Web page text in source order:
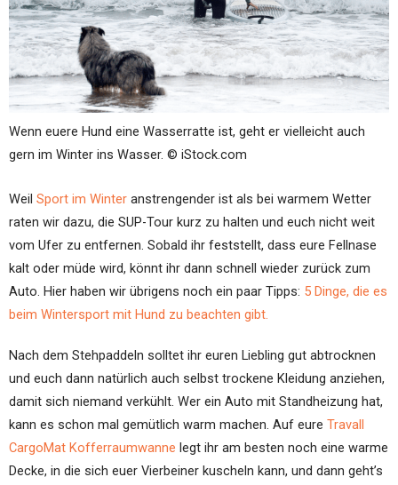
Wenn euere Hund eine Wasserratte ist, geht er vielleicht auch
gern im Winter ins Wasser. © iStock.com
Weil Sport im Winter anstrengender ist als bei warmem Wetter
raten wir dazu, die SUP-Tour kurz zu halten und euch nicht weit
vom Ufer zu entfernen. Sobald ihr feststellt, dass eure Fellnase
kalt oder müde wird, könnt ihr dann schnell wieder zurück zum
Auto. Hier haben wir übrigens noch ein paar Tipps: 5 Dinge, die es
beim Wintersport mit Hund zu beachten gibt.
Nach dem Stehpaddeln solltet ihr euren Liebling gut abtrocknen
und euch dann natürlich auch selbst trockene Kleidung anziehen,
damit sich niemand verkühlt. Wer ein Auto mit Standheizung hat,
kann es schon mal gemütlich warm machen. Auf eure Travall
CargoMat Kofferraumwanne legt ihr am besten noch eine warme
Decke, in die sich euer Vierbeiner kuscheln kann, und dann geht’s